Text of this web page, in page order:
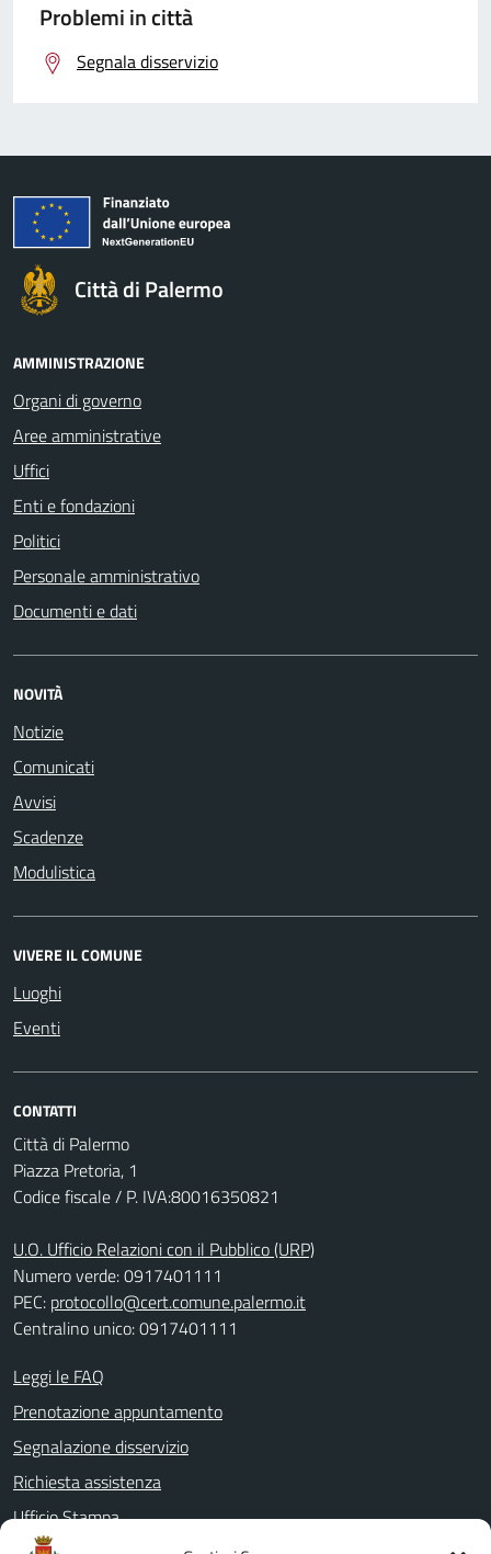
Problemi in città
Segnala disservizio
Città di Palermo
AMMINISTRAZIONE
Organi di governo
Aree amministrative
Uffici
Enti e fondazioni
Politici
Personale amministrativo
Documenti e dati
NOVITÀ
Notizie
Comunicati
Avvisi
Scadenze
Modulistica
VIVERE IL COMUNE
Luoghi
Eventi
CONTATTI
Città di Palermo
Piazza Pretoria, 1
Codice fiscale / P. IVA:80016350821
U.O. Ufficio Relazioni con il Pubblico (URP)
Numero verde: 0917401111
PEC: protocollo@cert.comune.palermo.it
Centralino unico: 0917401111
Leggi le FAQ
Prenotazione appuntamento
Segnalazione disservizio
Richiesta assistenza
Ufficio Stampa